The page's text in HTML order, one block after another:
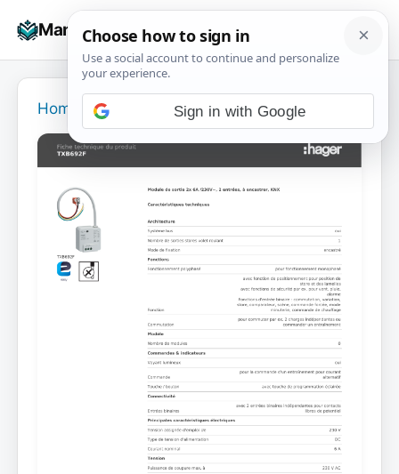
Manuals+
☰
Home Sign in with Google